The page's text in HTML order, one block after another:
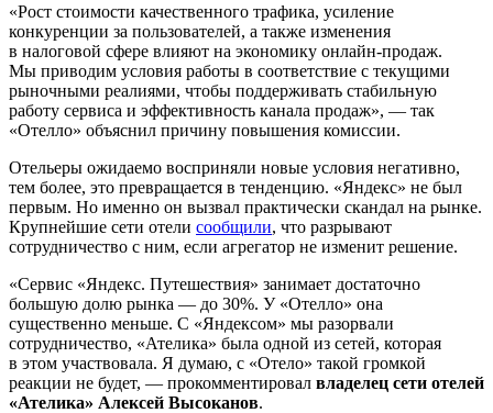
«Рост стоимости качественного трафика, усиление
конкуренции за пользователей, а также изменения
в налоговой сфере влияют на экономику онлайн-продаж.
Мы приводим условия работы в соответствие с текущими
рыночными реалиями, чтобы поддерживать стабильную
работу сервиса и эффективность канала продаж», — так
«Отелло» объяснил причину повышения комиссии.
Отельеры ожидаемо восприняли новые условия негативно,
тем более, это превращается в тенденцию. «Яндекс» не был
первым. Но именно он вызвал практически скандал на рынке.
Крупнейшие сети отели сообщили, что разрывают
сотрудничество с ним, если агрегатор не изменит решение.
«Сервис «Яндекс. Путешествия» занимает достаточно
большую долю рынка — до 30%. У «Отелло» она
существенно меньше. С «Яндексом» мы разорвали
сотрудничество, «Ателика» была одной из сетей, которая
в этом участвовала. Я думаю, с «Отело» такой громкой
реакции не будет, — прокомментировал владелец сети отелей
«Ателика» Алексей Высоканов.